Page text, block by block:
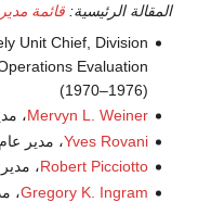
المقالة الرئيسية: قائمة
Unit Chief, Division
Evaluation
(1970–1976)
Mervyn L. Weiner،
Yves Rovani، مدير عام
Robert Picciotto، مدير
Gregory K. Ingram،